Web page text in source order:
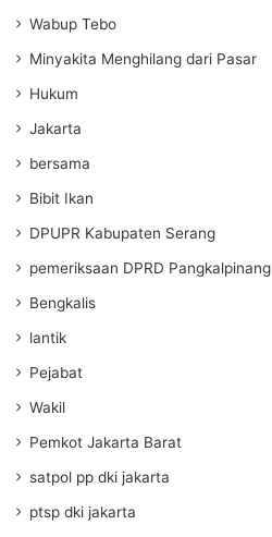
Wabup Tebo
Minyakita Menghilang dari Pasar
Hukum
Jakarta
bersama
Bibit Ikan
DPUPR Kabupaten Serang
pemeriksaan DPRD Pangkalpinang
Bengkalis
lantik
Pejabat
Wakil
Pemkot Jakarta Barat
satpol pp dki jakarta
ptsp dki jakarta